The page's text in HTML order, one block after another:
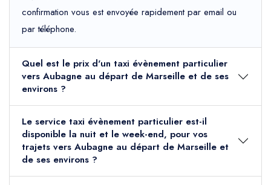
confirmation vous est envoyée rapidement par email ou
par téléphone.
Quel est le prix d'un taxi évènement particulier
vers Aubagne au départ de Marseille et de ses
environs ?
Le service taxi évènement particulier est-il
disponible la nuit et le week-end, pour vos
trajets vers Aubagne au départ de Marseille et
de ses environs ?